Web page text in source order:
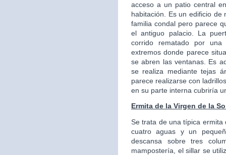
acceso a un patio central
habitación. Es un edificio
familia condal pero parece
el antiguo palacio. La
corrido rematado por
extremos donde parece
se abren las ventanas. Es
se realiza mediante tejas
parece realizarse con
en su parte interna cubriría
Ermita de la Virgen de la
Se trata de una típica ermita
cuatro aguas y un
descansa sobre tres
mampostería, el sillar se